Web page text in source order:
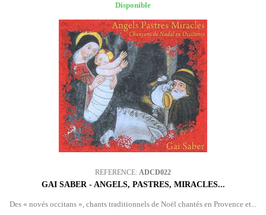
Disponible
REFERENCE: ADCD022
GAI SABER - ANGELS, PASTRES, MIRACLES...
Des « novés occitans », chants traditionnels de Noël chantés en Provence et...